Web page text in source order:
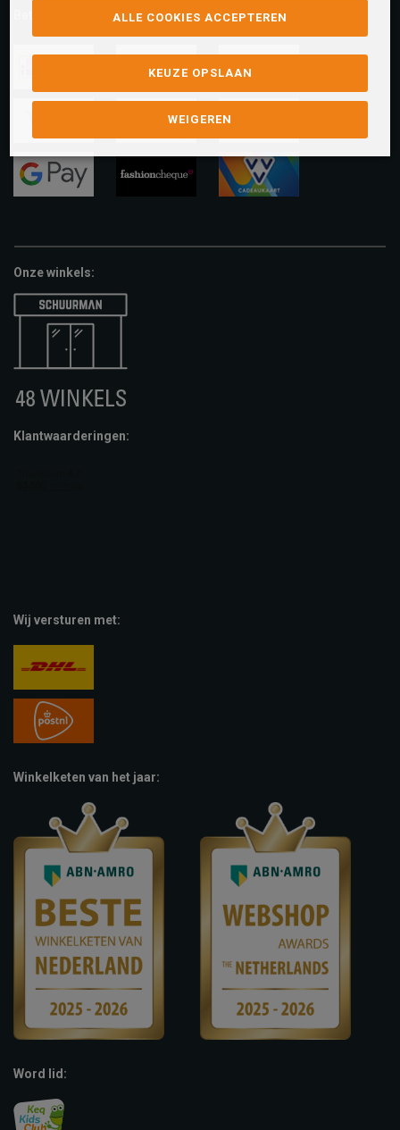
ideal paypal riverty
pay
Onze winkels:
Klantwaarderingen:
Wij versturen met:
Winkelketen van het jaar:
Word lid:
ALLE COOKIES ACCEPTEREN
KEUZE OPSLAAN
WEIGEREN